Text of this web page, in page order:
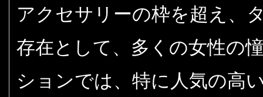
アクセサリーの枠を超え、
存在として、多くの女性の
ションでは、特に人気の高